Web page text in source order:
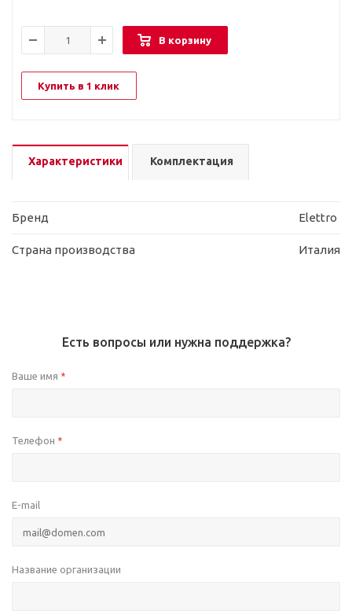
В корзину
Купить в 1 клик
Характеристики Комплектация
Бренд Elettro
Страна производства Италия
Есть вопросы или нужна поддержка?
Ваше имя *
Телефон *
E-mail
Название организации